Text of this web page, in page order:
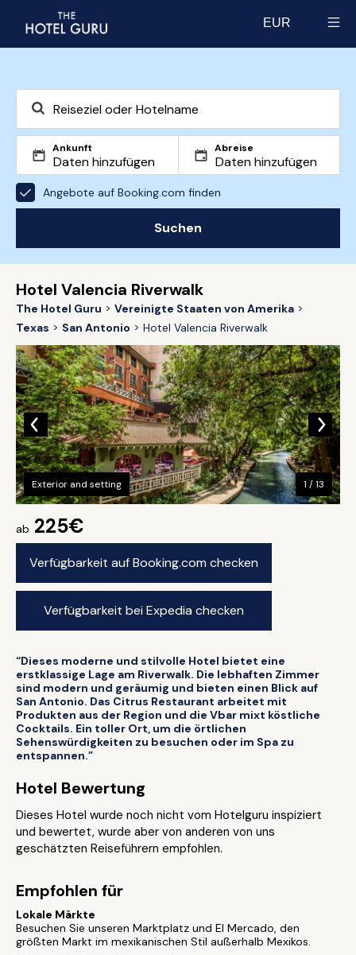
EUR
Ankunft Abreise
Angebote auf Booking.com finden
Suchen
Hotel Valencia Riverwalk
The Hotel Guru
Vereinigte Staaten von Amerika
Texas
San Antonio Hotel Valencia Riverwalk
ab 225€
Verfügbarkeit auf Booking.com checken
Verfügbarkeit bei Expedia checken
Exterior and setting 1 / 13
“Dieses moderne und stilvolle Hotel bietet eine
erstklassige Lage am Riverwalk. Die lebhaften Zimmer
sind modern und geräumig und bieten einen Blick auf
San Antonio. Das Citrus Restaurant arbeitet mit
Produkten aus der Region und die Vbar mixt köstliche
Cocktails. Ein toller Ort, um die örtlichen
Sehenswürdigkeiten zu besuchen oder im Spa zu
entspannen.”
Hotel Bewertung
Dieses Hotel wurde noch nicht vom Hotelguru inspiziert
und bewertet, wurde aber von anderen von uns
geschätzten Reiseführern empfohlen.
Empfohlen für
Lokale Märkte
Besuchen Sie unseren Marktplatz und El Mercado, den
größten Markt im mexikanischen Stil außerhalb Mexikos.